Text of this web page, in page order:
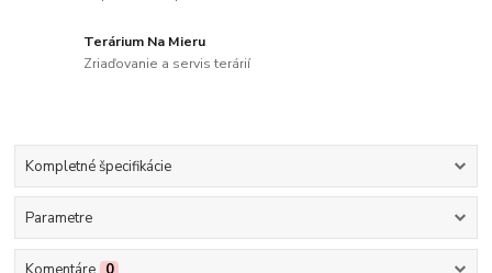
Terárium Na Mieru
Zriaďovanie a servis terárií
Kompletné špecifikácie
Parametre